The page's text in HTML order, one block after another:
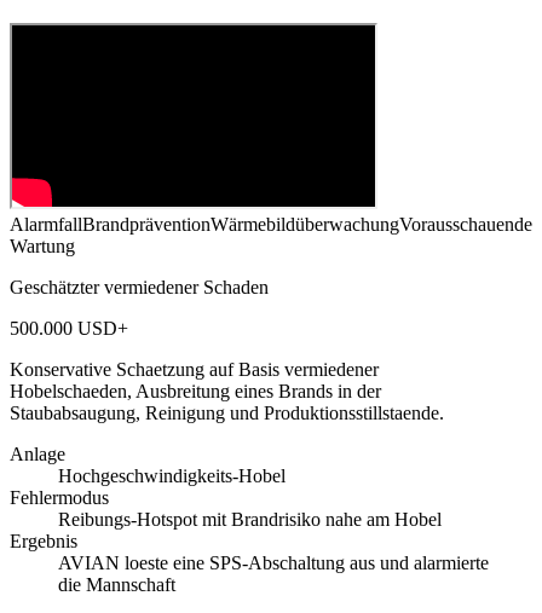
AlarmfallBrandpräventionWärmebildüberwachungVorausschauende
Wartung
Geschätzter vermiedener Schaden
500.000 USD+
Konservative Schaetzung auf Basis vermiedener
Hobelschaeden, Ausbreitung eines Brands in der
Staubabsaugung, Reinigung und Produktionsstillstaende.
Anlage
Hochgeschwindigkeits-Hobel
Fehlermodus
Reibungs-Hotspot mit Brandrisiko nahe am Hobel
Ergebnis
AVIAN loeste eine SPS-Abschaltung aus und alarmierte
die Mannschaft